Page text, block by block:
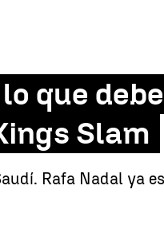
que
Slam
Rafa Nadal ya